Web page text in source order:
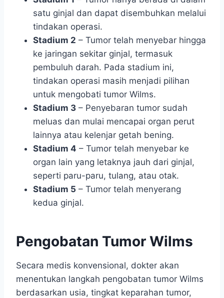
satu ginjal dan dapat disembuhkan melalui
tindakan operasi.
Stadium 2 – Tumor telah menyebar hingga
ke jaringan sekitar ginjal, termasuk
pembuluh darah. Pada stadium ini,
tindakan operasi masih menjadi pilihan
untuk mengobati tumor Wilms.
Stadium 3 – Penyebaran tumor sudah
meluas dan mulai mencapai organ perut
lainnya atau kelenjar getah bening.
Stadium 4 – Tumor telah menyebar ke
organ lain yang letaknya jauh dari ginjal,
seperti paru-paru, tulang, atau otak.
Stadium 5 – Tumor telah menyerang
kedua ginjal.
Pengobatan Tumor Wilms
Secara medis konvensional, dokter akan
menentukan langkah pengobatan tumor Wilms
berdasarkan usia, tingkat keparahan tumor,